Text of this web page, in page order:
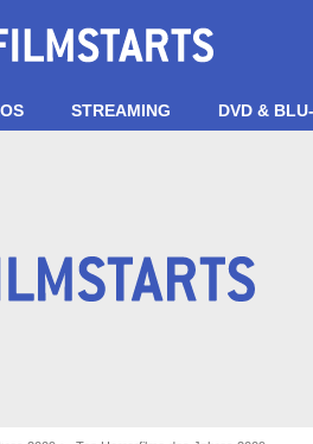
STREAMING DVD &